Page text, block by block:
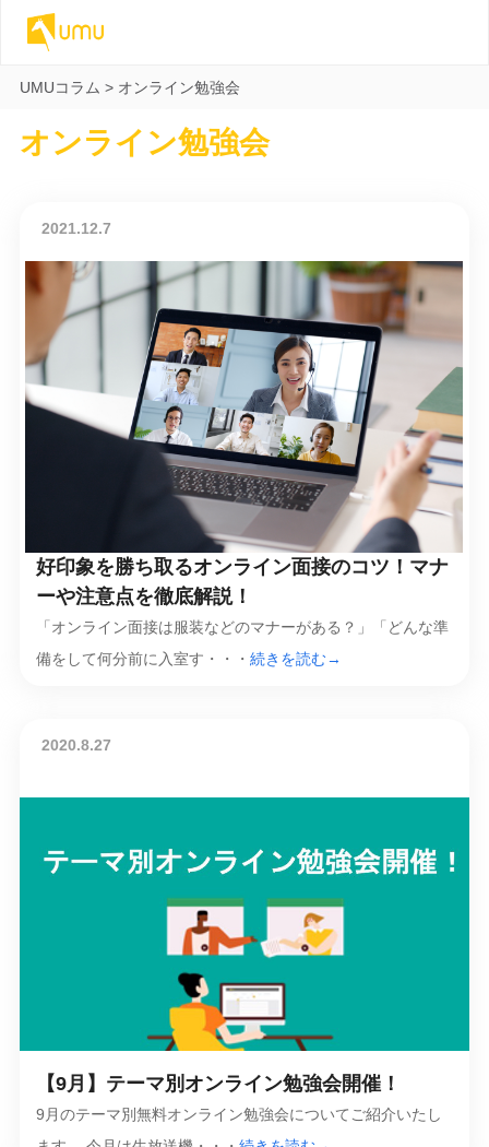
UMUコラム > オンライン勉強会
オンライン勉強会
2021.12.7
好印象を勝ち取るオンライン面接のコツ！マナ
ーや注意点を徹底解説！
「オンライン面接は服装などのマナーがある？」「どんな準
備をして何分前に入室す・・・ 続きを読む→
2020.8.27
【9月】テーマ別オンライン勉強会開催！
9月のテーマ別無料オンライン勉強会についてご紹介いたし